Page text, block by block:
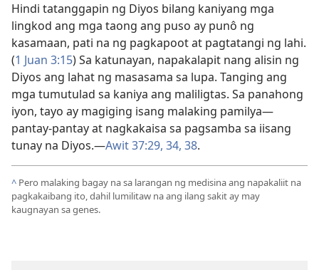
Hindi tatanggapin ng Diyos bilang kaniyang mga
lingkod ang mga taong ang puso ay punô ng
kasamaan, pati na ng pagkapoot at pagtatangi ng lahi.
(1 Juan 3:15) Sa katunayan, napakalapit nang alisin ng
Diyos ang lahat ng masasama sa lupa. Tanging ang
mga tumutulad sa kaniya ang maliligtas. Sa panahong
iyon, tayo ay magiging isang malaking pamilya—
pantay-pantay at nagkakaisa sa pagsamba sa iisang
tunay na Diyos.—Awit 37:29, 34, 38.
^ Pero malaking bagay na sa larangan ng medisina ang napakaliit na
pagkakaibang ito, dahil lumilitaw na ang ilang sakit ay may
kaugnayan sa genes.